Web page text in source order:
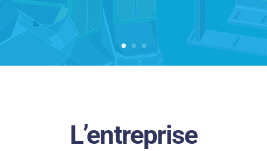
L’entreprise